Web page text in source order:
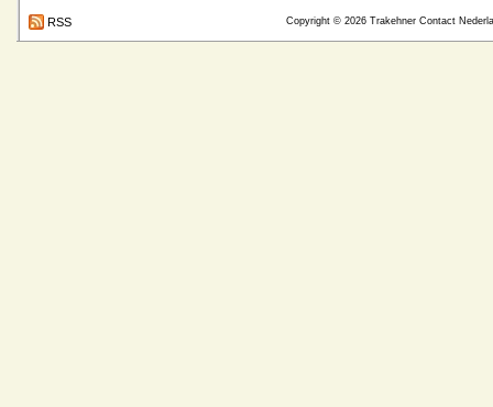
Copyright © 2026 Trakehner Contact
RSS